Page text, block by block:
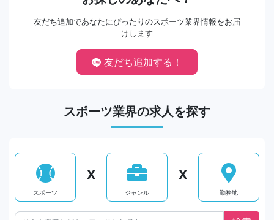
友だち追加であなたにぴったりのスポーツ業界情報をお届
けします
友だち追加する！
スポーツ業界の求人を探す
スポーツ
X
ジャンル
X
勤務地